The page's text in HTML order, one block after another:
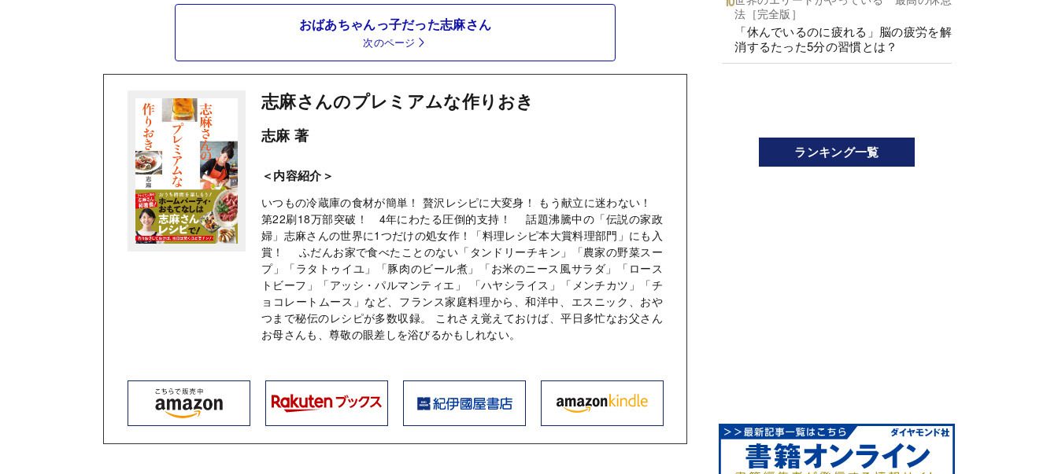
おばあちゃんっ子だった志麻さん
次のページ
志麻さんのプレミアムな作りおき
志麻 著
＜内容紹介＞
いつもの冷蔵庫の食材が簡単！ 贅沢レシピに大変身！ もう献立に迷わない！
第22刷18万部突破！ 4年にわたる圧倒的支持！ 話題沸騰中の「伝説の家政
婦」志麻さんの世界に1つだけの処女作！「料理レシピ本大賞料理部門」にも入
賞！ ふだんお家で食べたことのない「タンドリーチキン」「農家の野菜スー
プ」「ラタトゥイユ」「豚肉のビール煮」「お米のニース風サラダ」「ロース
トビーフ」「アッシ・パルマンティエ」 「ハヤシライス」「メンチカツ」「チ
ョコレートムース」など、フランス家庭料理から、和洋中、エスニック、おや
つまで秘伝のレシピが多数収録。 これさえ覚えておけば、平日多忙なお父さん
お母さんも、尊敬の眼差しを浴びるかもしれない。
法［完全版］
「休んでいるのに疲れる」脳の疲労を解
消するたった5分の習慣とは？
ランキング一覧